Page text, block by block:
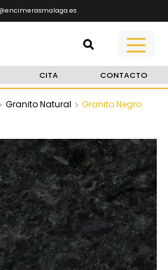
CITA CONTACTO
Granito Natural
Granito Negro